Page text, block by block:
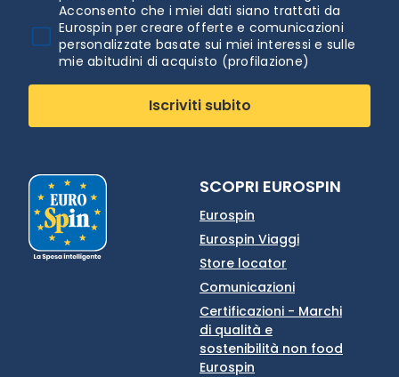
Acconsento che i miei dati siano trattati da
Eurospin per creare offerte e comunicazioni
personalizzate basate sui miei interessi e sulle
mie abitudini di acquisto (profilazione)
Iscriviti subito
SCOPRI EUROSPIN
Eurospin
Eurospin Viaggi
Store locator
Comunicazioni
Certificazioni - Marchi
di qualità e
sostenibilità non food
Eurospin